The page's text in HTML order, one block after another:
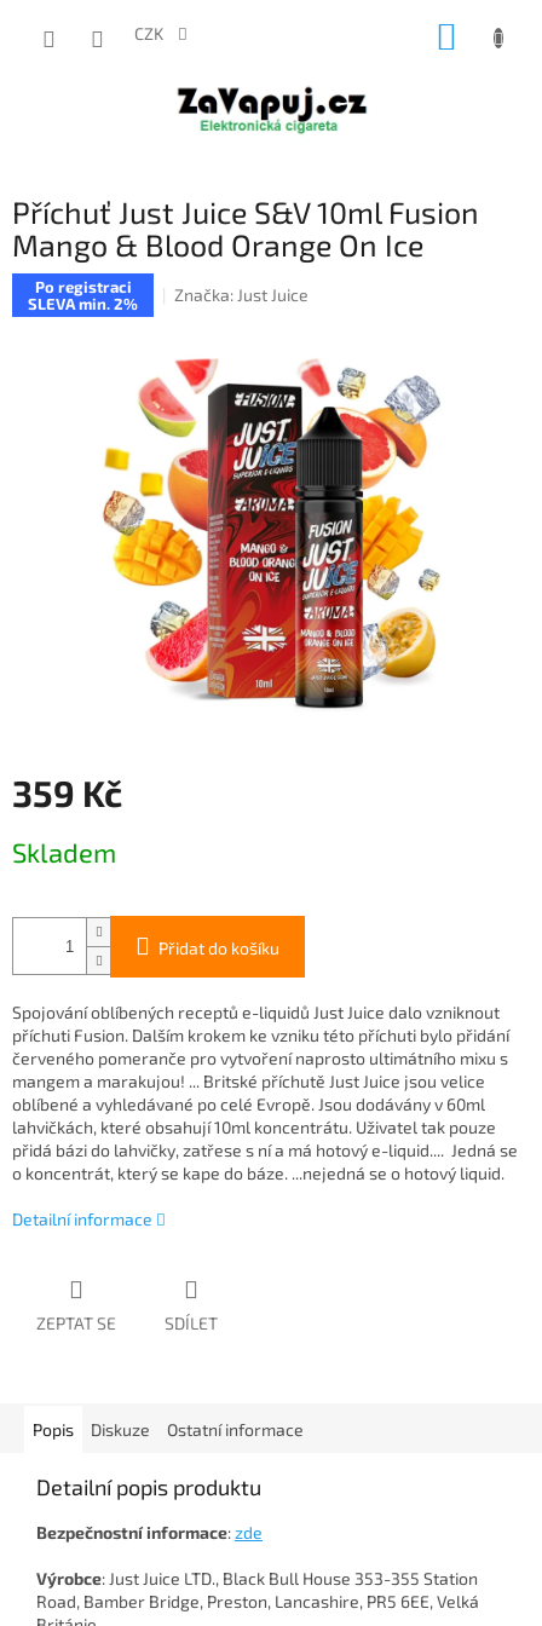
CZK
Příchuť Just Juice S&V 10ml Fusion
Mango & Blood Orange On Ice
Po registraci
SLEVA min. 2%
Značka: Just Juice
359 Kč
cena:
Skladem
Přidat do košíku
Spojování oblíbených receptů e-liquidů Just Juice dalo vzniknout
příchuti Fusion. Dalším krokem ke vzniku této příchuti bylo přidání
červeného pomeranče pro vytvoření naprosto ultimátního mixu s
mangem a marakujou! ... Britské příchutě Just Juice jsou velice
oblíbené a vyhledávané po celé Evropě. Jsou dodávány v 60ml
lahvičkách, které obsahují 10ml koncentrátu. Uživatel tak pouze
přidá bázi do lahvičky, zatřese s ní a má hotový e-liquid.... Jedná se
o koncentrát, který se kape do báze. ...nejedná se o hotový liquid.
Detailní informace
ZEPTAT SE SDÍLET
Popis Diskuze Ostatní informace
Detailní popis produktu
Bezpečnostní informace:zde
Výrobce: Just Juice LTD., Black Bull House 353-355 Station
Road, Bamber Bridge, Preston, Lancashire, PR5 6EE, Velká